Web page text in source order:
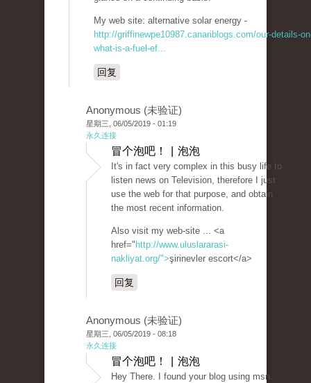
My web site: alternative solar energy -
http://griffinewpe10987.canariblogs.com/our-details-
what-is-a-fuel-ef...
回复
Anonymous (未验证)
星期三, 06/05/2019 - 01:19
永久连接
冒个泡吧！ | 泡泡
It's in fact very complex in this busy life to
listen news on Television, therefore I just
use the web for that purpose, and obtain
the most recent information.
Also visit my web-site ... <a
href=" http://www.uluslararasi-
nakliyat.org/">şirinevler escort</a>
回复
Anonymous (未验证)
星期三, 06/05/2019 - 08:18
永久连接
冒个泡吧！ | 泡泡
Hey There. I found your blog using msn.